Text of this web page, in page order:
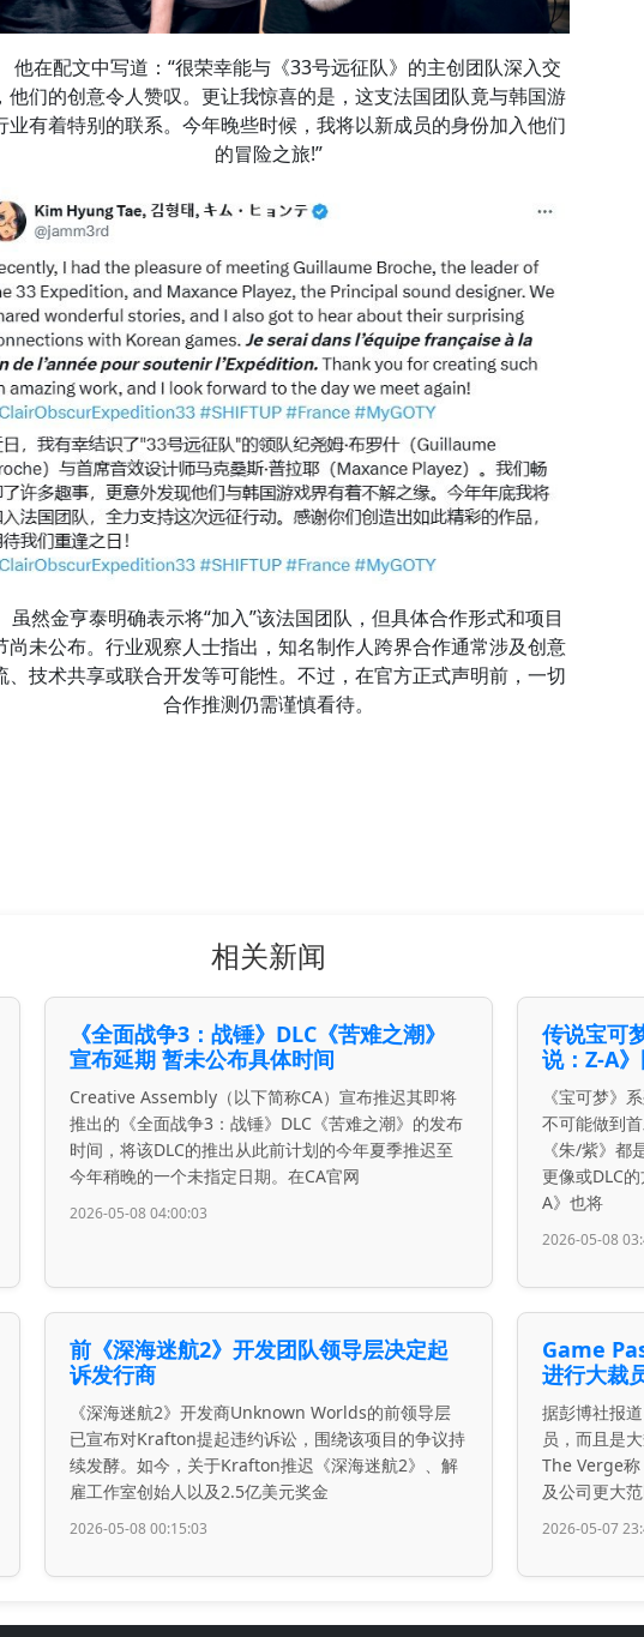
他在配文中写道：“很荣幸能与《33号远征队》的主创团队深入交
他们的创意令人赞叹。更让我惊喜的是，这支法国团队竟与韩国游
业有着特别的联系。今年晚些时候，我将以新成员的身份加入他们
的冒险之旅!”
虽然金亨泰明确表示将“加入”该法国团队，但具体合作形式和项目
尚未公布。行业观察人士指出，知名制作人跨界合作通常涉及创意
、技术共享或联合开发等可能性。不过，在官方正式声明前，一切
合作推测仍需谨慎看待。
相关新闻
《全面战争3：战锤》DLC《苦难之潮》
宣布延期 暂未公布具体时间
Creative Assembly（以下简称CA）宣布推迟其即将
推出的《全面战争3：战锤》DLC《苦难之潮》的发布
时间，将该DLC的推出从此前计划的今年夏季推迟至
今年稍晚的一个未指定日期。在CA官网
2026-05-08 04:00:03
传说宝可
说：Z-A
《宝可梦》
不可能做到
《朱/紫》都
更像或DLC
A》也将
2026-05-08
前《深海迷航2》开发团队领导层决定起
诉发行商
《深海迷航2》开发商Unknown Worlds的前领导层
已宣布对Krafton提起违约诉讼，围绕该项目的争议持
续发酵。如今，关于Krafton推迟《深海迷航2》、解
雇工作室创始人以及2.5亿美元奖金
2026-05-08 00:15:03
Game
进行大裁
据彭博社报
员，而且是
The Verge称
及公司更大
2026-05-07